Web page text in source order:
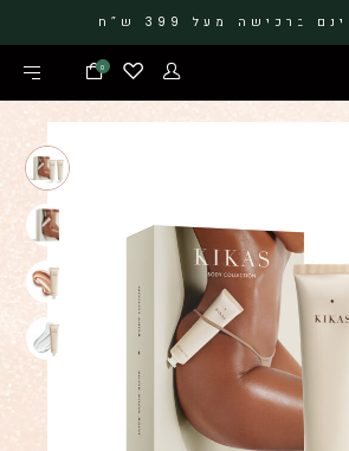
ברכישה מעל 399 ש”ח
0